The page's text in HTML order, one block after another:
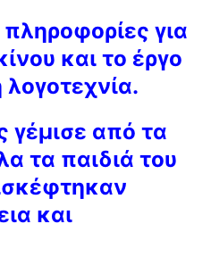
για
και το έργο
λογοτεχνία.
γέμισε από τα
τα παιδιά του
και